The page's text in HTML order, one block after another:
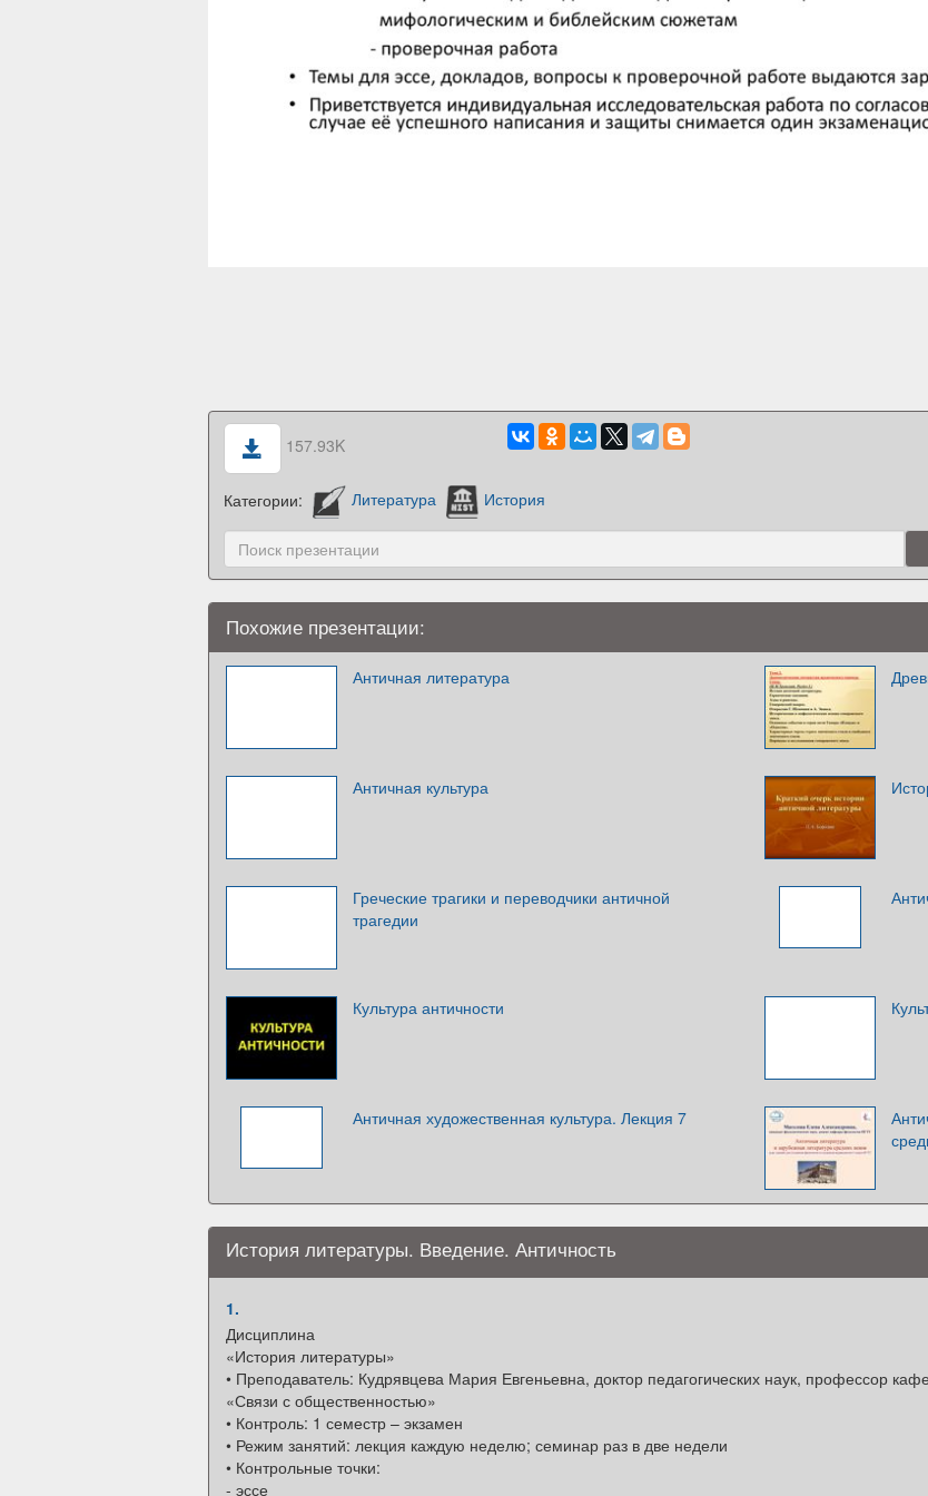
157.93K
Категории: Литература История
Похожие презентации:
Античная литература
Античная культура
Греческие трагики и переводчики античной
трагедии
Культура античности
Античная художественная культура. Лекция 7
История литературы. Введение. Античность
1.
Дисциплина
«История литературы»
• Преподаватель: Кудрявцева Мария Евгеньевна, доктор педагогических наук, профессор
«Связи с общественностью»
• Контроль: 1 семестр – экзамен
• Режим занятий: лекция каждую неделю; семинар раз в две недели
• Контрольные точки:
- эссе